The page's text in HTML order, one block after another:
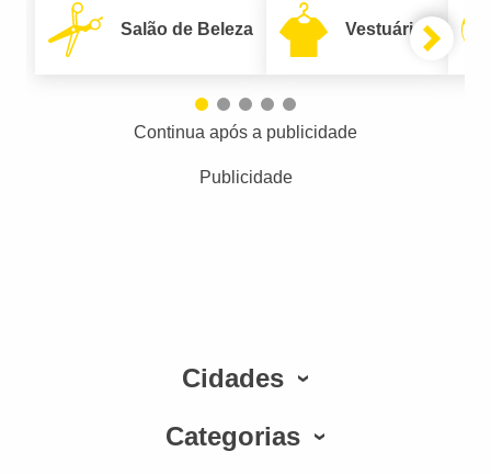
Salão de Beleza Vestuário
Continua após a publicidade
Publicidade
Cidades
Categorias